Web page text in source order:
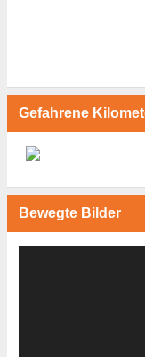
Gefahrene
Bewegte Bilder
Video-